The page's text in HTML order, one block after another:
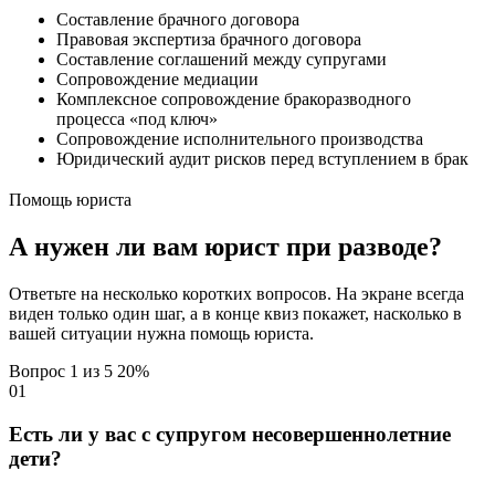
Составление брачного договора
Правовая экспертиза брачного договора
Составление соглашений между супругами
Сопровождение медиации
Комплексное сопровождение бракоразводного
процесса «под ключ»
Сопровождение исполнительного производства
Юридический аудит рисков перед вступлением в брак
Помощь юриста
А нужен ли вам юрист при разводе?
Ответьте на несколько коротких вопросов. На экране всегда
виден только один шаг, а в конце квиз покажет, насколько в
вашей ситуации нужна помощь юриста.
Вопрос 1 из 5 20%
01
Есть ли у вас с супругом несовершеннолетние
дети?